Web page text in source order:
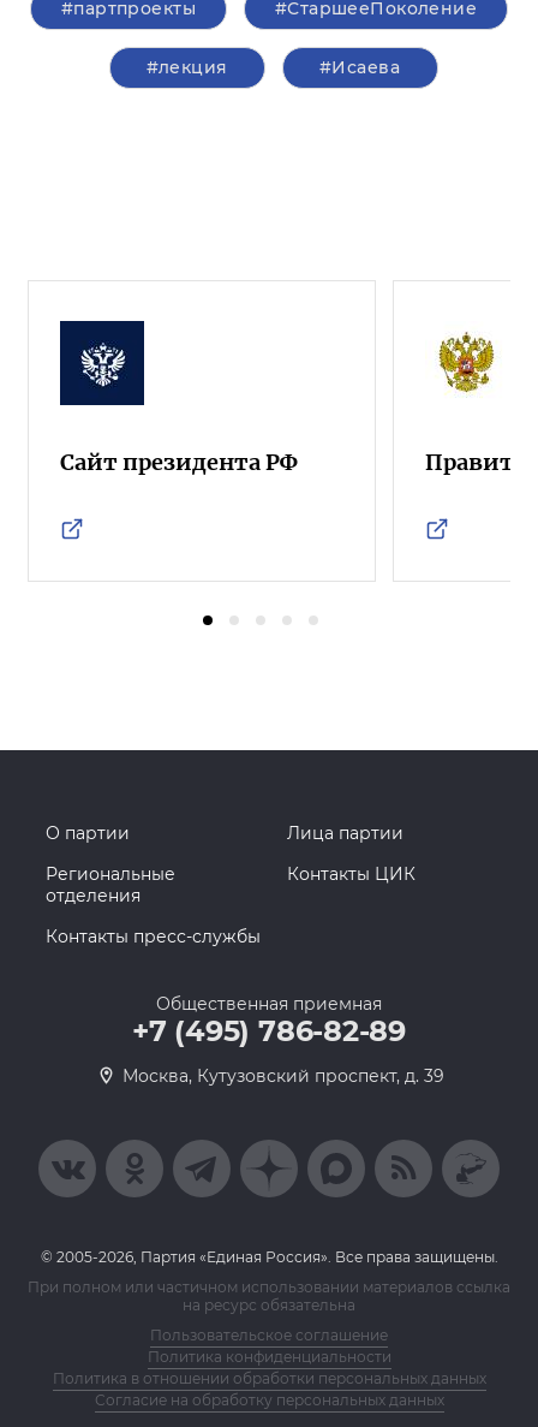
#партпроекты #СтаршееПоколение
#лекция #Исаева
Сайт президента РФ
О партии
Лица партии
Региональные
отделения
Контакты ЦИК
Контакты пресс-службы
Общественная приемная
+7 (495) 786-82-89
Москва, Кутузовский проспект, д. 39
© 2005-2026, Партия «Единая Россия». Все права защищены.
При полном или частичном использовании материалов ссылка
на ресурс обязательна
Пользовательское соглашение
Политика конфиденциальности
Политика в отношении обработки персональных данных
Согласие на обработку персональных данных